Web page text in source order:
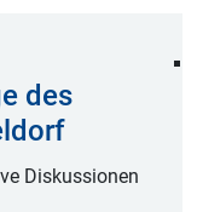
des
Diskussionen